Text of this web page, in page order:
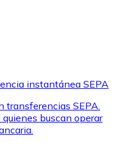
instantánea SEPA
transferencias SEPA.
buscan operar